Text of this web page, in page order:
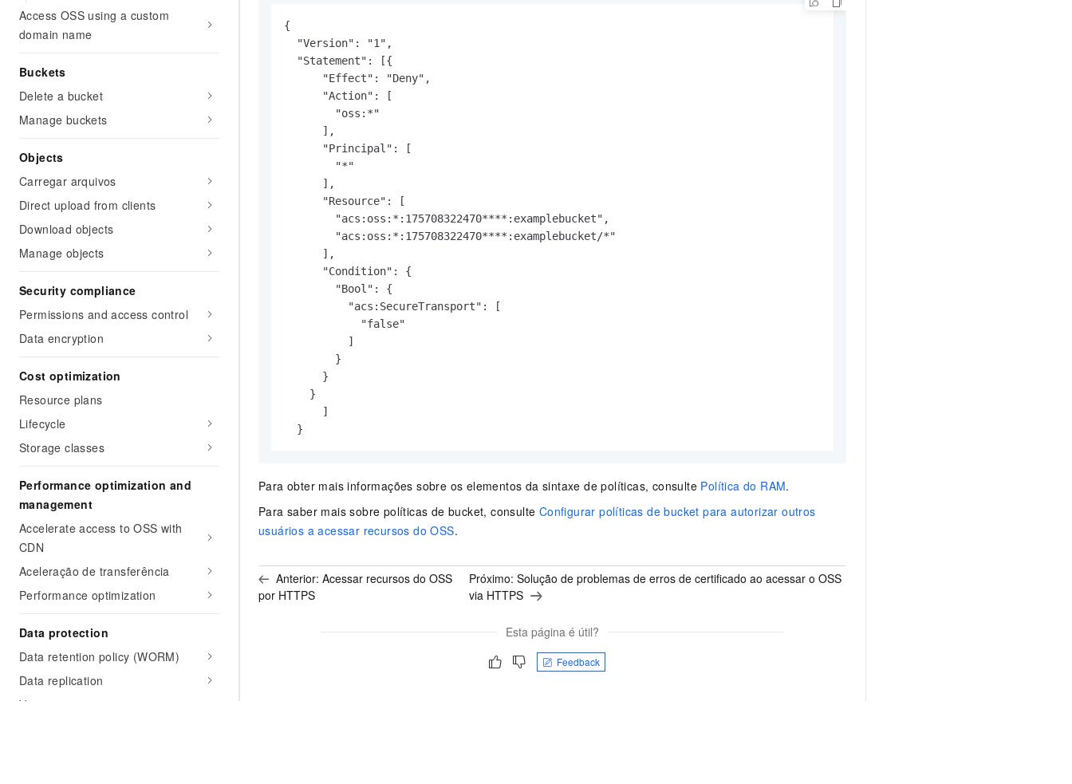
Access OSS using a custom
domain name
Buckets
Delete a bucket
Manage buckets
Objects
Carregar arquivos
Direct upload from clients
Download objects
Manage objects
Security compliance
Permissions and access control
Data encryption
Cost optimization
Resource plans
Lifecycle
Storage classes
Performance optimization and
management
Accelerate access to OSS with
CDN
Aceleração de transferência
Performance optimization
Data protection
Data retention policy (WORM)
Data replication
Versionamento
{
  "Version": "1",
  "Statement": [{
      "Effect": "Deny",
      "Action": [
        "oss:*"
      ],
      "Principal": [
        "*"
      ],
      "Resource": [
        "acs:oss:*:175708322470****:examplebucket",
        "acs:oss:*:175708322470****:examplebucket/*"
      ],
      "Condition": {
        "Bool": {
          "acs:SecureTransport": [
            "false"
          ]
        }
      }
    }
      ]
  }
Para obter mais informações sobre os elementos da sintaxe de políticas, consulte Política do RAM.
Para saber mais sobre políticas de bucket, consulte Configurar políticas de bucket para autorizar outros
usuários a acessar recursos do OSS.
Anterior: Acessar recursos do OSS
por HTTPS
Próximo: Solução de problemas de erros de certificado ao acessar o OSS
via HTTPS
Esta página é útil?
Feedback